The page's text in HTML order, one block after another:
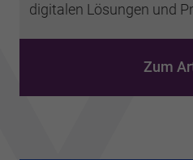
digitalen Lösungen und
Zum